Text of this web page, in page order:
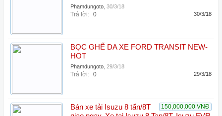
Phamdungoto 30/3/18
Trả lời: 0 30/3/18
BỌC GHẾ DA XE FORD TRANSIT NEW-
HOT
Phamdungoto 29/3/18
Trả lời: 0 29/3/18
150,000,000 VNĐ
Bán xe tải Isuzu 8 tấn/8T